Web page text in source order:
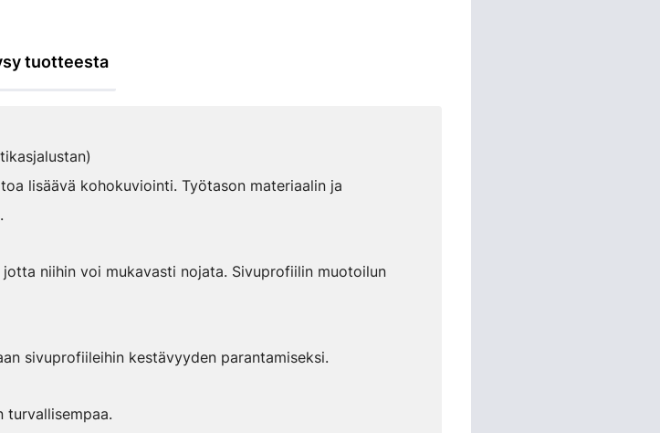
tuotteesta
lisäävä kohokuviointi. Työtason materiaalin ja
niihin voi mukavasti nojata. Sivuprofiilin muotoilun
sivuprofiileihin kestävyyden parantamiseksi.
turvallisempaa.